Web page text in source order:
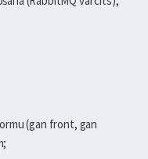
(gan front, gan